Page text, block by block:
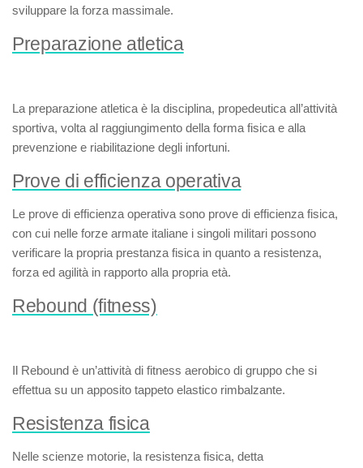
sviluppare la forza massimale.
Preparazione atletica
La preparazione atletica è la disciplina, propedeutica all’attività
sportiva, volta al raggiungimento della forma fisica e alla
prevenzione e riabilitazione degli infortuni.
Prove di efficienza operativa
Le prove di efficienza operativa sono prove di efficienza fisica,
con cui nelle forze armate italiane i singoli militari possono
verificare la propria prestanza fisica in quanto a resistenza,
forza ed agilità in rapporto alla propria età.
Rebound (fitness)
Il Rebound è un’attività di fitness aerobico di gruppo che si
effettua su un apposito tappeto elastico rimbalzante.
Resistenza fisica
Nelle scienze motorie, la resistenza fisica, detta